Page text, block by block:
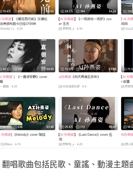
唱歌曲包括民歌、童謠、動漫主